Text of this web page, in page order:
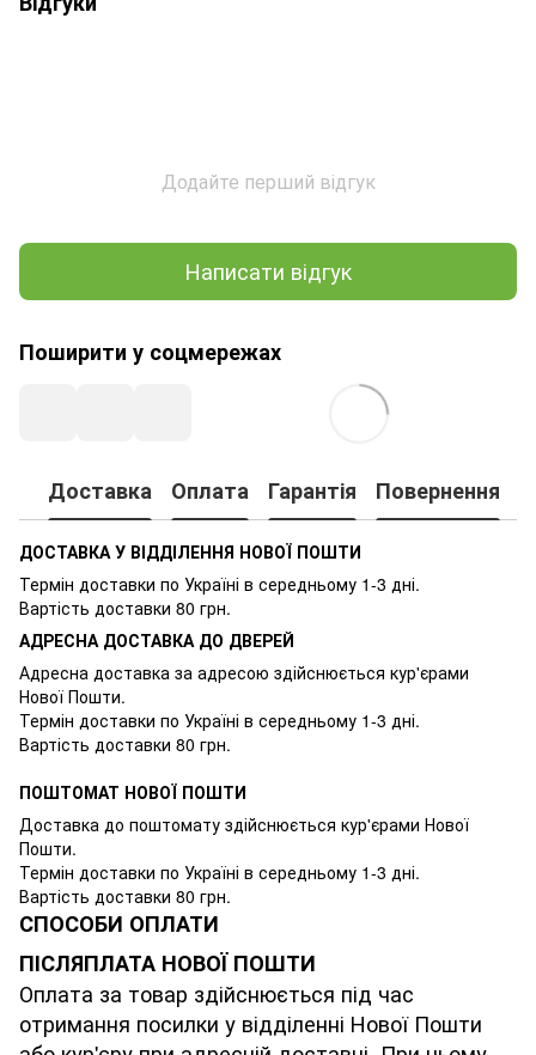
Додайте перший відгук
Написати відгук
Поширити у соцмережах
Доставка Оплата Гарантія Повернення
ДОСТАВКА У ВІДДІЛЕННЯ НОВОЇ ПОШТИ
Термін доставки по Україні в середньому 1-3 дні.
Вартість доставки 80 грн.
АДРЕСНА ДОСТАВКА ДО ДВЕРЕЙ
Адресна доставка за адресою здійснюється кур'єрами
Нової Пошти.
Термін доставки по Україні в середньому 1-3 дні.
Вартість доставки 80 грн.
ПОШТОМАТ НОВОЇ ПОШТИ
Доставка до поштомату здійснюється кур'єрами Нової
Пошти.
Термін доставки по Україні в середньому 1-3 дні.
Вартість доставки 80 грн.
СПОСОБИ ОПЛАТИ
ПІСЛЯПЛАТА НОВОЇ ПОШТИ
Оплата за товар здійснюється під час
отримання посилки у відділенні Нової Пошти